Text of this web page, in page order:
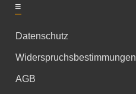
≡
Datenschutz
Widerspruchsbestimmungen
AGB